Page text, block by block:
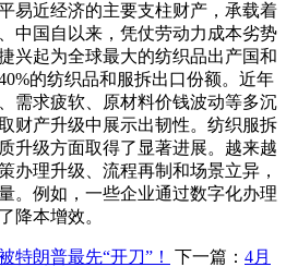
近经济的主要支柱财产，承载着
中国自以来，凭仗劳动力成本劣势
兴起为全球最大的纺织品出产国和
的纺织品和服拆出口份额。近年
需求疲软、原材料价钱波动等多沉
财产升级中展示出韧性。纺织服拆
升级方面取得了显著进展。越来越
办理升级、流程再制和场景立异，
。例如，一些企业通过数字化办理
降本增效。
特朗普最先“开刀”！ 下一篇： 4月